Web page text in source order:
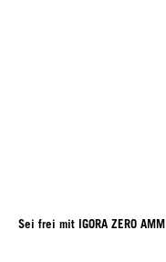
Sei frei mit IGORA ZERO AMM